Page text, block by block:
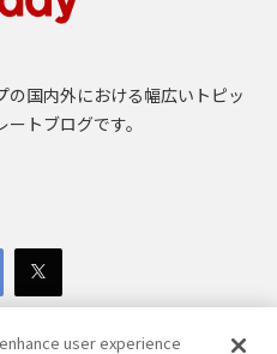
国内外における幅広いトピッ
トブログです。
user experience